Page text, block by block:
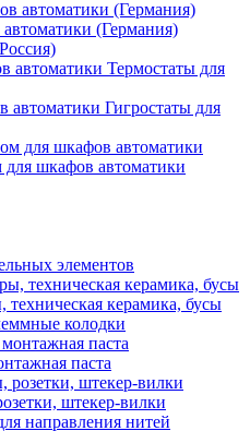
(Германия)
Термостаты для
Гигростаты для
шкафов автоматики
элементов
техническая керамика, бусы
колодки
паста
штекер-вилки